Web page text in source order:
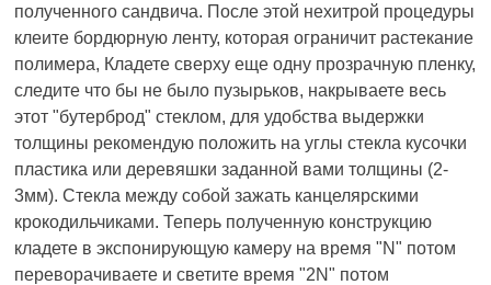
полученного сандвича. После этой нехитрой процедуры
клеите бордюрную ленту, которая ограничит растекание
полимера, Кладете сверху еще одну прозрачную пленку,
следите что бы не было пузырьков, накрываете весь
этот "бутерброд" стеклом, для удобства выдержки
толщины рекомендую положить на углы стекла кусочки
пластика или деревяшки заданной вами толщины (2-
3мм). Стекла между собой зажать канцелярскими
крокодильчиками. Теперь полученную конструкцию
кладете в экспонирующую камеру на время "N" потом
переворачиваете и светите время "2N" потом